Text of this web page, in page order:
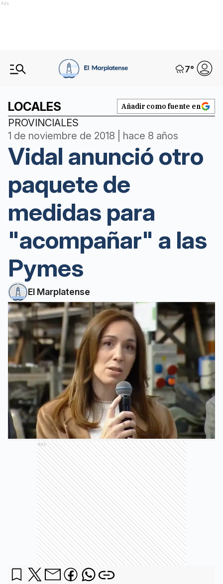
Ads
7°
LOCALES Añadir como fuente en
PROVINCIALES
1 de noviembre de 2018 | hace 8 años
Vidal anunció otro
paquete de
medidas para
"acompañar" a las
Pymes
El Marplatense
Ads